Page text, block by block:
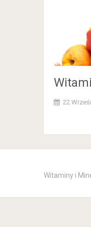
22
Witaminy i